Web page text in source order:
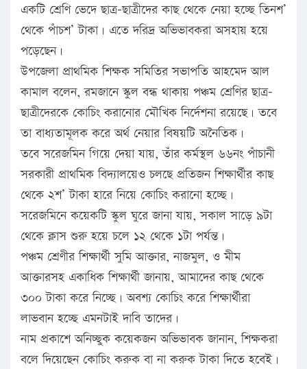
একটি শ্রেণি ভেদে ছাত্র-ছাত্রীদের কাছ থেকে নেয়া হচ্ছে তিনশ’
থেকে পাঁচশ’ টাকা। এতে দরিদ্র অভিভাবকরা অসহায় হয়ে
পড়েছেন।
উপজেলা প্রাথমিক শিক্ষক সমিতির সভাপতি আহমেদ আল
কামাল বলেন, রমজানে স্কুল বন্ধ থাকায় পঞ্চম শ্রেণির ছাত্র-
ছাত্রীদেরকে কোচিং করানোর মৌখিক নির্দেশনা রয়েছে। তবে
তা বাধ্যতামূলক করে অর্থ নেয়ার বিষয়টি অনৈতিক।
তবে সরেজমিন গিয়ে দেয়া যায়, তাঁর কর্মস্থল ৬৬নং পাঁচানী
সরকারী প্রাথমিক বিদ্যালয়েও চলছে প্রতিজন শিক্ষার্থীর কাছ
থেকে ২শ’ টাকা হারে নিয়ে কোচিং করানো হচ্ছে।
সরেজমিনে কয়েকটি স্কুল ঘুরে জানা যায়, সকাল সাড়ে ৯টা
থেকে ক্লাস শুরু হয়ে চলে ১২ থেকে ১টা পর্যন্ত।
পঞ্চম শ্রেণীর শিক্ষার্থী সুমি আক্তার, নাজমুল, ও মীম
আক্তারসহ একাধিক শিক্ষার্থী জানায়, আমাদের কাছ থেকে
৩০০ টাকা করে নিচ্ছে। অবশ্য কোচিং করে শিক্ষার্থীরা
লাভবান হচ্ছে এমনটাই দাবি তাদের।
নাম প্রকাশে অনিচ্ছুক কয়েকজন অভিভাবক জানান, শিক্ষকরা
বলে দিয়েছেন কোচিং করুক বা না করুক টাকা দিতে হবেই।